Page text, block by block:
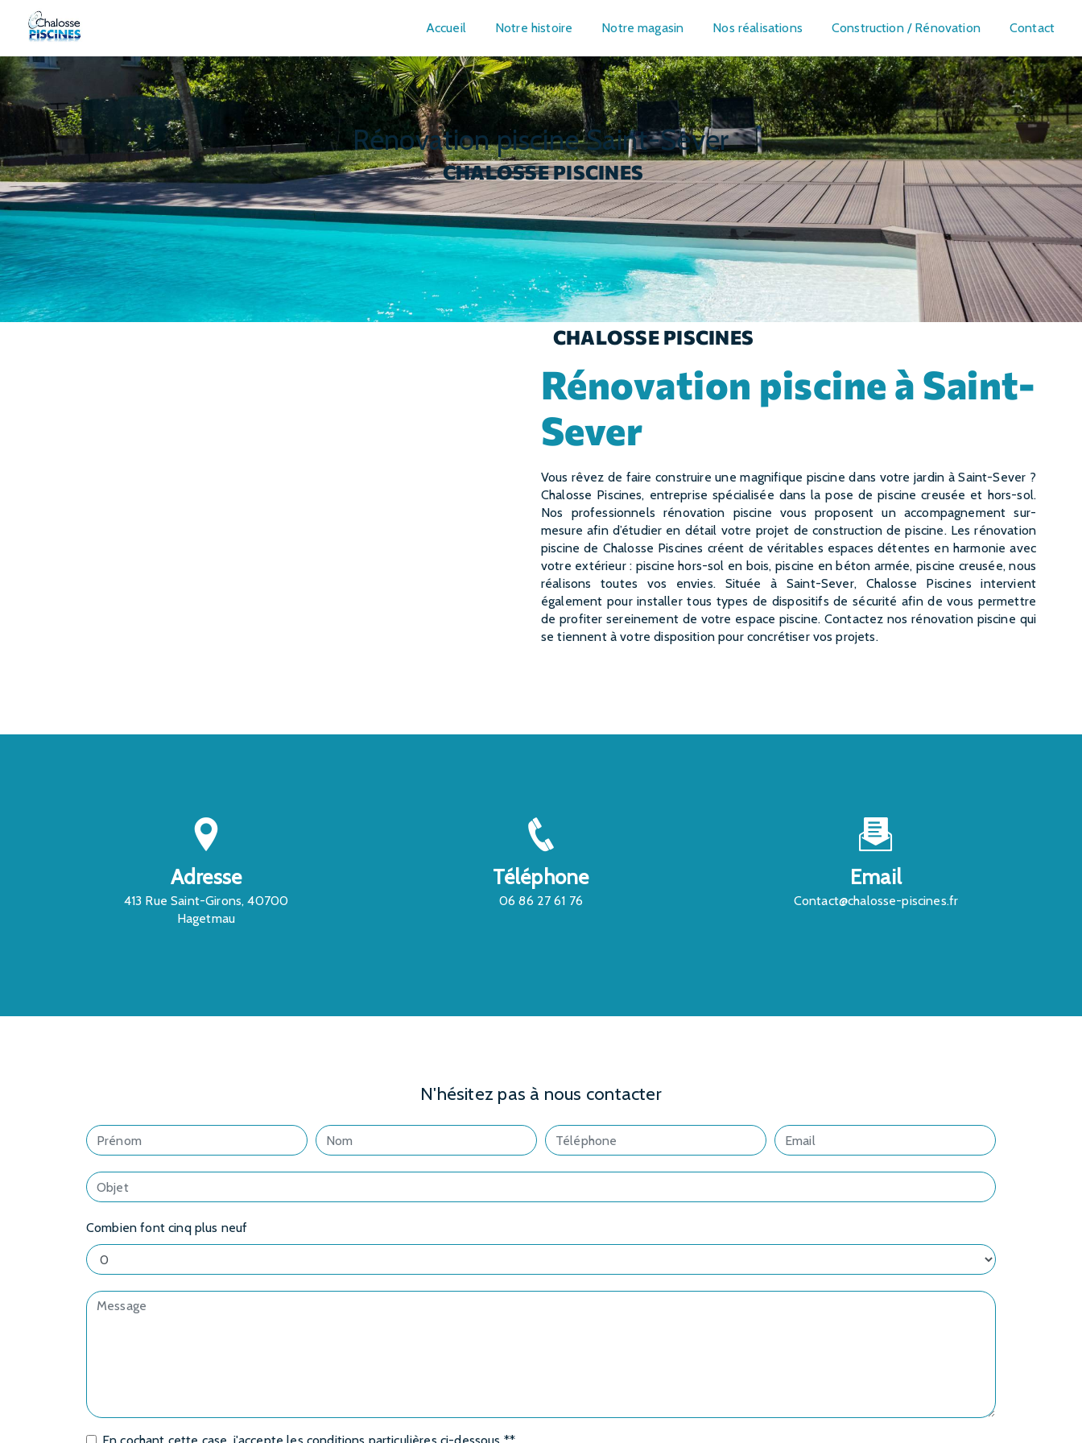
Accueil Notre histoire Notre magasin Nos réalisations Construction / Rénovation Contact
rénovation piscine Saint-Sever
CHALOSSE PISCINES
CHALOSSE PISCINES
rénovation piscine à Saint-
Sever
Vous rêvez de faire construire une magnifique piscine dans votre jardin à Saint-Sever ?
Chalosse Piscines, entreprise spécialisée dans la pose de piscine creusée et hors-sol.
Nos professionnels rénovation piscine vous proposent un accompagnement sur-
mesure afin d’étudier en détail votre projet de construction de piscine. Les rénovation
piscine de Chalosse Piscines créent de véritables espaces détentes en harmonie avec
votre extérieur : piscine hors-sol en bois, piscine en béton armée, piscine creusée, nous
réalisons toutes vos envies. Située à Saint-Sever, Chalosse Piscines intervient
également pour installer tous types de dispositifs de sécurité afin de vous permettre
de profiter sereinement de votre espace piscine. Contactez nos rénovation piscine qui
se tiennent à votre disposition pour concrétiser vos projets.
Adresse
413 Rue Saint-Girons, 40700
Hagetmau
Téléphone
06 86 27 61 76
Email
contact@chalosse-piscines.fr
N'hésitez pas à nous contacter
Combien font cinq plus neuf
Panneau de gestion des cookies